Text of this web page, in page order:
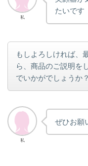
私
たいです
もしよろしければ、
ら、商品のご説明を
でいかがでしょうか？
私
ぜひお願